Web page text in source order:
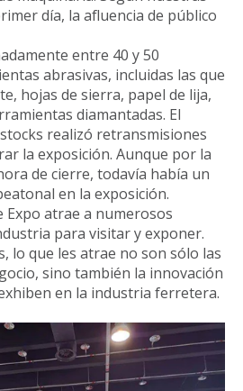
día, la afluencia de público
entre 40 y 50
abrasivas, incluidas las que
hojas de sierra, papel de lija,
diamantadas. El
realizó retransmisiones
la exposición. Aunque por la
de cierre, todavía había un
en la exposición.
Expo atrae a numerosos
para visitar y exponer.
lo que les atrae no son sólo las
sino también la innovación
en la industria ferretera.